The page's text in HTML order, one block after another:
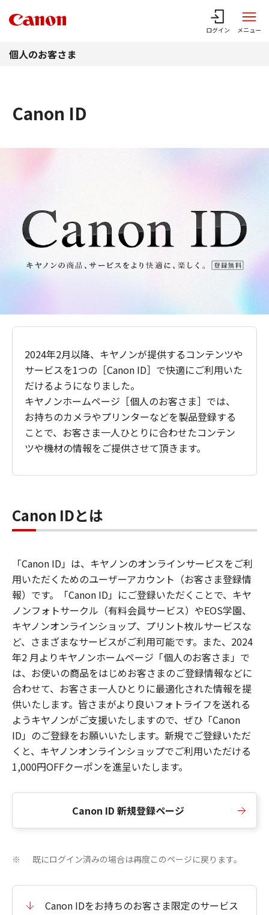
ログイン メニュー
個人のお客さま
Canon ID
2024年2月以降、キヤノンが提供するコンテンツや
サービスを1つの［Canon ID］で快適にご利用いた
だけるようになりました。
キヤノンホームページ［個人のお客さま］では、
お持ちのカメラやプリンターなどを製品登録する
ことで、お客さま一人ひとりに合わせたコンテン
ツや機材の情報をご提供させて頂きます。
Canon IDとは
「Canon ID」は、キヤノンのオンラインサービスをご利
用いただくためのユーザーアカウント（お客さま登録情
報）です。「Canon ID」にご登録いただくことで、キヤ
ノンフォトサークル（有料会員サービス）やEOS学園、
キヤノンオンラインショップ、プリント枚ルサービスな
ど、さまざまなサービスがご利用可能です。また、2024
年2 月よりキヤノンホームページ「個人のお客さま」で
は、お使いの商品をはじめお客さまのご登録情報などに
合わせて、お客さま一人ひとりに最適化された情報を提
供いたします。皆さまがより良いフォトライフを送れる
ようキヤノンがご支援いたしますので、ぜひ「Canon
ID」のご登録をお願いいたします。新規でご登録いただ
くと、キヤノンオンラインショップでご利用いただける
1,000円OFFクーポンを進呈いたします。
Canon ID 新規登録ページ
※ 既にログイン済みの場合は再度このページに戻ります。
Canon IDをお持ちのお客さま限定のサービス